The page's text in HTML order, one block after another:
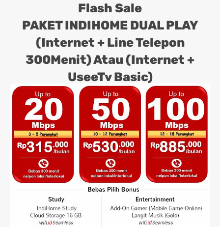
Flash Sale
PAKET INDIHOME DUAL PLAY
(Internet + Line Telepon
300Menit) Atau (Internet +
UseeTv Basic)